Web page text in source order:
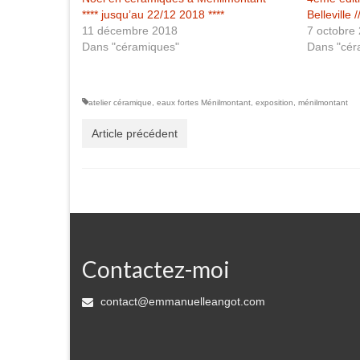
**** jusqu’au 22/12 2018 ****
11 décembre 2018
Dans "céramiques"
Belleville
7 octobre
Dans
atelier céramique eaux fortes Ménilmontant exposition ménilmontant
Article précédent
Contactez-moi
contact@emmanuelleangot.com